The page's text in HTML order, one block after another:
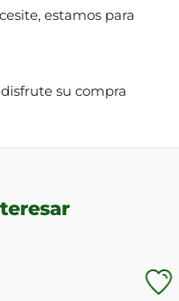
estamos para
su compra